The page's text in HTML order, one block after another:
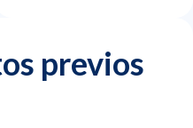
previos